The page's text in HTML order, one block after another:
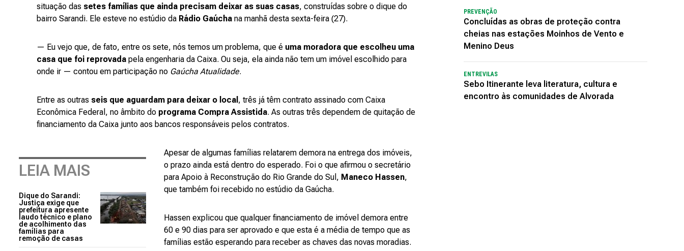
situação das setes famílias que ainda precisam deixar as suas casas, construídas sobre o dique do
bairro Sarandi. Ele esteve no estúdio da Rádio Gaúcha na manhã desta sexta-feira (27).
— Eu vejo que, de fato, entre os sete, nós temos um problema, que é uma moradora que escolheu uma
casa que foi reprovada pela engenharia da Caixa. Ou seja, ela ainda não tem um imóvel escolhido para
onde ir — contou em participação no Gaúcha Atualidade.
Entre as outras seis que aguardam para deixar o local , três já têm contrato assinado com Caixa
Econômica Federal, no âmbito do programa Compra Assistida. As outras três dependem de quitação de
financiamento da Caixa junto aos bancos responsáveis pelos contratos.
LEIA MAIS
Dique do Sarandi:
Justiça exige que
prefeitura apresente
laudo técnico e plano
de acolhimento das
famílias para
remoção de casas
Apesar de algumas famílias relatarem demora na entrega dos imóveis,
o prazo ainda está dentro do esperado. Foi o que afirmou o secretário
para Apoio à Reconstrução do Rio Grande do Sul, Maneco Hassen,
que também foi recebido no estúdio da Gaúcha.
Hassen explicou que qualquer financiamento de imóvel demora entre
60 e 90 dias para ser aprovado e que esta é a média de tempo que as
famílias estão esperando para receber as chaves das novas moradias.
PREVENÇÃO
Concluídas as obras de proteção contra
cheias nas estações Moinhos de Vento e
Menino Deus
ENTREVILAS
Sebo Itinerante leva literatura, cultura e
encontro às comunidades de Alvorada